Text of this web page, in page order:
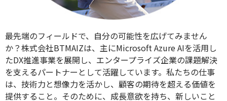
最先端のフィールドで、自分の可能性を広げてみません
か？株式会社BTMAIZは、主にMicrosoft Azure AIを活用し
たDX推進事業を展開し、エンタープライズ企業の課題解決
を支えるパートナーとして活躍しています。私たちの仕事
は、技術力と想像力を活かし、顧客の期待を超える価値を
提供すること。そのために、成長意欲を持ち、新しいこと